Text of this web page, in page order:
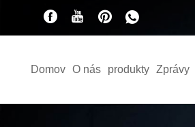
Domov O nás produkty Zprávy